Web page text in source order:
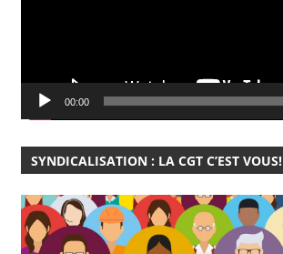
00:00
SYNDICALISATION : LA CGT C’EST VOUS!